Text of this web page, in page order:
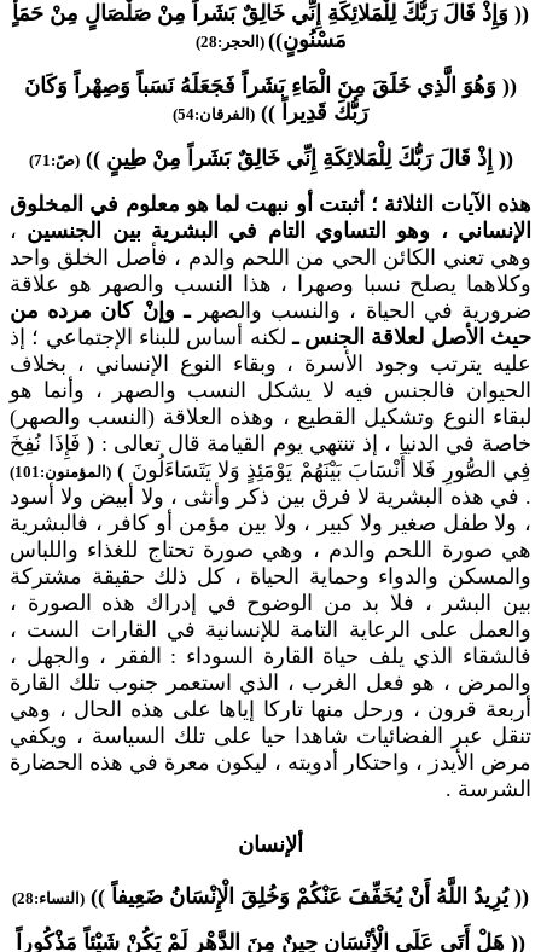
(( وَإِذْ قَالَ رَبُّكَ لِلْمَلائِكَةِ إِنِّي خَالِقٌ بَشَراً مِنْ صَلْصَالٍ مِنْ حَمَأٍ
مَسْنُونٍ)) (الحجر:28)
(( وَهُوَ الَّذِي خَلَقَ مِنَ الْمَاءِ بَشَراً فَجَعَلَهُ نَسَباً وَصِهْراً وَكَانَ
رَبُّكَ قَدِيراً )) (الفرقان:54)
(( إِذْ قَالَ رَبُّكَ لِلْمَلائِكَةِ إِنِّي خَالِقٌ بَشَراً مِنْ طِينٍ ))(صّ:71)
هذه الآيات الثلاثة ؛ أثبتت أو نبهت لما هو معلوم في المخلوق
الإنساني ، وهو التساوي التام في البشرية بين الجنسين ،
وهي تعني الكائن الحي من اللحم والدم ، فأصل الخلق واحد
وكلاهما يصلح نسبا وصهرا ، هذا النسب والصهر هو علاقة
ضرورية في الحياة ، والنسب والصهر ـ وإنْ كان مرده من
حيث الأصل لعلاقة الجنس ـلكنه أساس للبناء الإجتماعي ؛ إذ
عليه يترتب وجود الأسرة ، وبقاء النوع الإنساني ، بخلاف
الحيوان فالجنس فيه لا يشكل النسب والصهر ، وأنما هو
لبقاء النوع وتشكيل القطيع ، وهذه العلاقة (النسب والصهر)
خاصة في الدنيا ، إذ تنتهي يوم القيامة قال تعالى : (فَإِذَا نُفِخَ
فِي الصُّورِ فَلا أَنْسَابَ بَيْنَهُمْ يَوْمَئِذٍ وَلا يَتَسَاءَلُونَ ) (المؤمنون:101)
. في هذه البشرية لا فرق بين ذكر وأنثى ، ولا أبيض ولا أسود
، ولا طفل صغير ولا كبير ، ولا بين مؤمن أو كافر ، فالبشرية
هي صورة اللحم والدم ، وهي صورة تحتاج للغذاء واللباس
والمسكن والدواء وحماية الحياة ، كل ذلك حقيقة مشتركة
بين البشر ، فلا بد من الوضوح في إدراك هذه الصورة ،
والعمل على الرعاية التامة للإنسانية في القارات الست ،
فالشقاء الذي يلف حياة القارة السوداء : الفقر ، والجهل ،
والمرض ، هو فعل الغرب ، الذي استعمر جنوب تلك القارة
أربعة قرون ، ورحل منها تاركا إياها على هذه الحال ، وهي
تنقل عبر الفضائيات شاهدا حيا على تلك السياسة ، ويكفي
مرض الأيدز ، واحتكار أدويته ، ليكون معرة في هذه الحضارة
الشرسة .
ألإنسان
(( يُرِيدُ اللَّهُ أَنْ يُخَفِّفَ عَنْكُمْ وَخُلِقَ الْإِنْسَانُ ضَعِيفاً )) (النساء:28)
(( هَلْ أَتَى عَلَى الْأِنْسَانِ حِينٌ مِنَ الدَّهْرِ لَمْ يَكُنْ شَيْئاً مَذْكُوراً